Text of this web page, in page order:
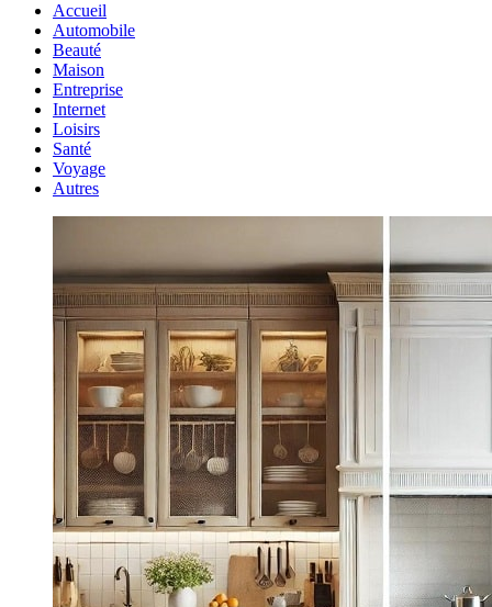
Accueil
Automobile
Beauté
Maison
Entreprise
Internet
Loisirs
Santé
Voyage
Autres